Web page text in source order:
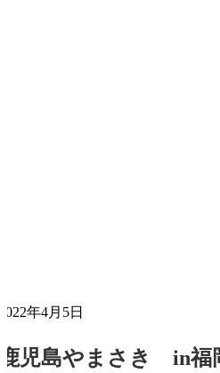
年4月5日
児島やまさき in福